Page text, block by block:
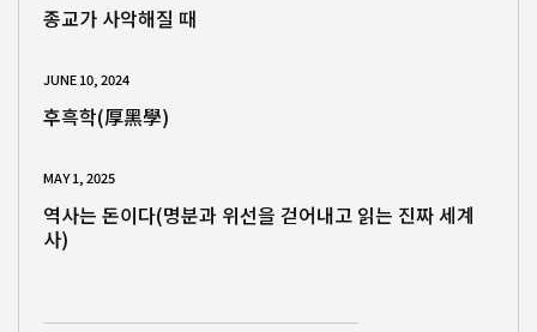
종교가 사악해질 때
JUNE 10, 2024
후흑학(厚黑學)
MAY 1, 2025
역사는 돈이다(명분과 위선을 걷어내고 읽는 진짜 세계
사)